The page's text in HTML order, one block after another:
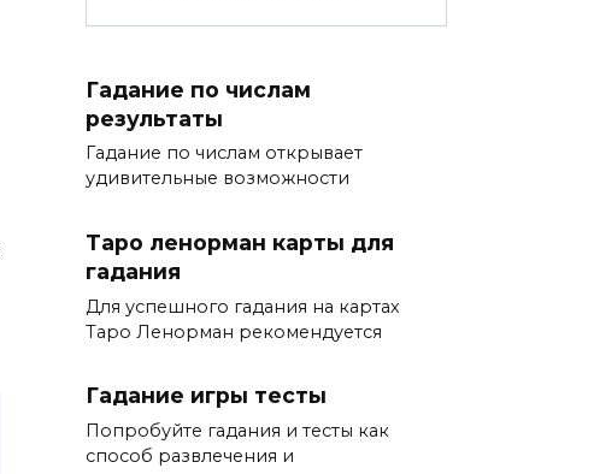
Гадание по числам
результаты
Гадание по числам открывает
удивительные возможности
Таро ленорман карты для
гадания
Для успешного гадания на картах
Таро Ленорман рекомендуется
Гадание игры тесты
Попробуйте гадания и тесты как
способ развлечения и